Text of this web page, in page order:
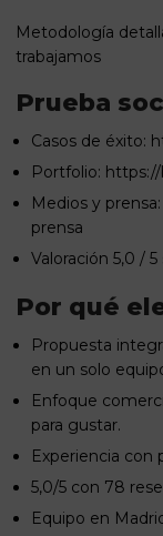
Metodología
trabajamos
Prueba
Casos de éxito:
Portfolio:
Medios y prensa:
prensa
Valoración 5,0 /
Por qué
Propuesta
en un solo
Enfoque
para gustar.
Experiencia con
5,0/5 con 78
Equipo en